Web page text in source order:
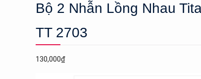
Bộ 2 Nhẫn Lồng Nhau
TT 2703
130,000₫